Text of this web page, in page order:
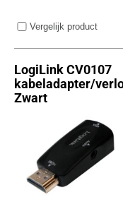
Vergelijk product
LogiLink CV0107
kabeladapter/
Zwart